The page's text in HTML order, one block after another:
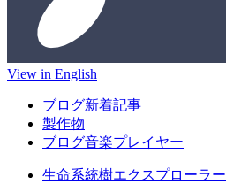
View in English
ブログ新着記事
製作物
ブログ音楽プレイヤー
生命系統樹エクスプローラー